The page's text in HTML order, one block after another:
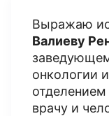
Выражаю
Валиеву
онкологии
врачу и